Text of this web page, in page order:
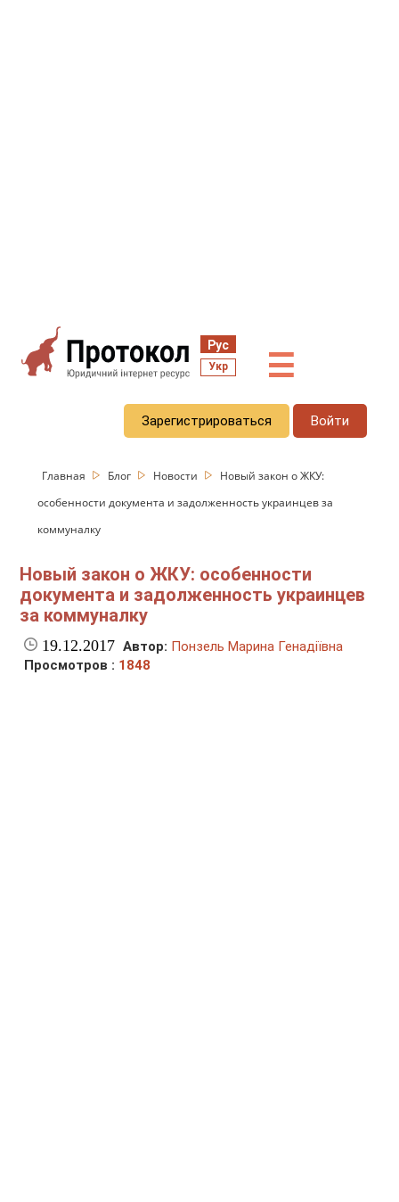
Рус
Укр ☰
Зарегистрироваться Войти
Главная Блог Новости
Новый закон о ЖКУ:
особенности документа и задолженность украинцев за
коммуналку
Новый закон о ЖКУ: особенности
документа и задолженность украинцев
за коммуналку
19.12.2017 Автор: Понзель Марина Генадіївна
Просмотров : 1848